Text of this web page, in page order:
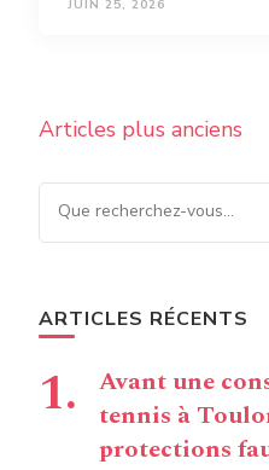
JUIN 25, 2026
Navigation
articles
Articles plus anciens
Vous recherchiez
chose ?
ARTICLES RÉCENTS
Avant une
tennis à
protections